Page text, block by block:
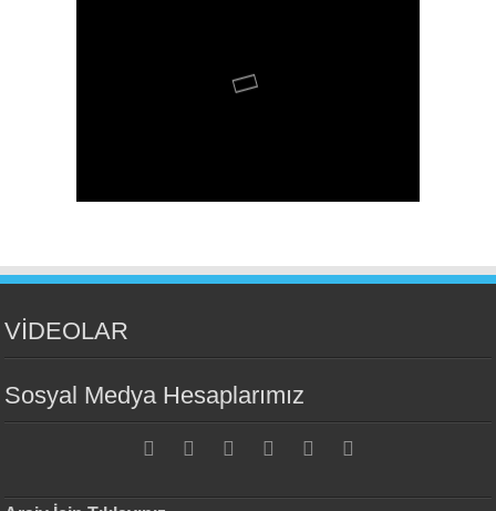
VİDEOLAR
Sosyal Medya Hesaplarımız